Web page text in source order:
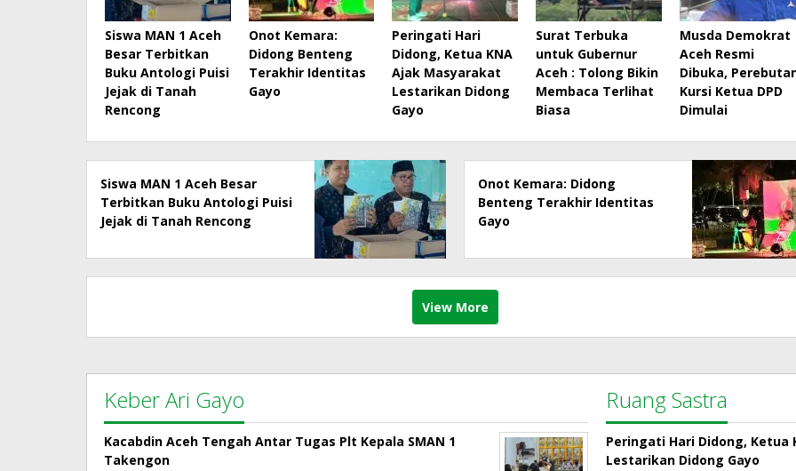
Siswa MAN 1 Aceh
Besar Terbitkan
Buku Antologi Puisi
Jejak di Tanah
Rencong
Onot Kemara:
Didong Benteng
Terakhir Identitas
Gayo
Peringati Hari
Didong, Ketua KNA
Ajak Masyarakat
Lestarikan Didong
Gayo
Surat Terbuka
untuk Gubernur
Aceh : Tolong Bikin
Membaca Terlihat
Biasa
Musda Demokrat
Aceh Resmi
Dibuka,
Kursi Ketua DPD
Dimulai
Siswa MAN 1 Aceh Besar
Terbitkan Buku Antologi Puisi
Jejak di Tanah Rencong
Onot Kemara: Didong
Benteng Terakhir Identitas
Gayo
View More
Keber Ari Gayo
Kacabdin Aceh Tengah Antar Tugas Plt Kepala SMAN 1
Takengon
Ruang Sastra
Peringati Hari Didong, Ketua
Lestarikan Didong Gayo